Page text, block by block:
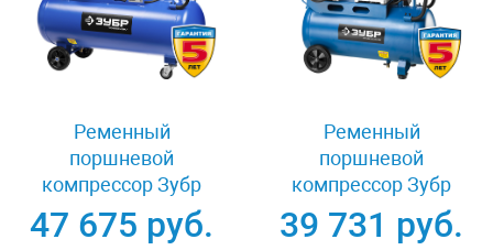
Ременный
поршневой
компрессор Зубр
ЭКСПЕРТ ЗКПМ-440-
100-Р-2.2
47 675 руб.
Ременный
поршневой
компрессор Зубр
ЭКСПЕРТ ЗКПМ-440-
50-Р-2.2
39 731 руб.